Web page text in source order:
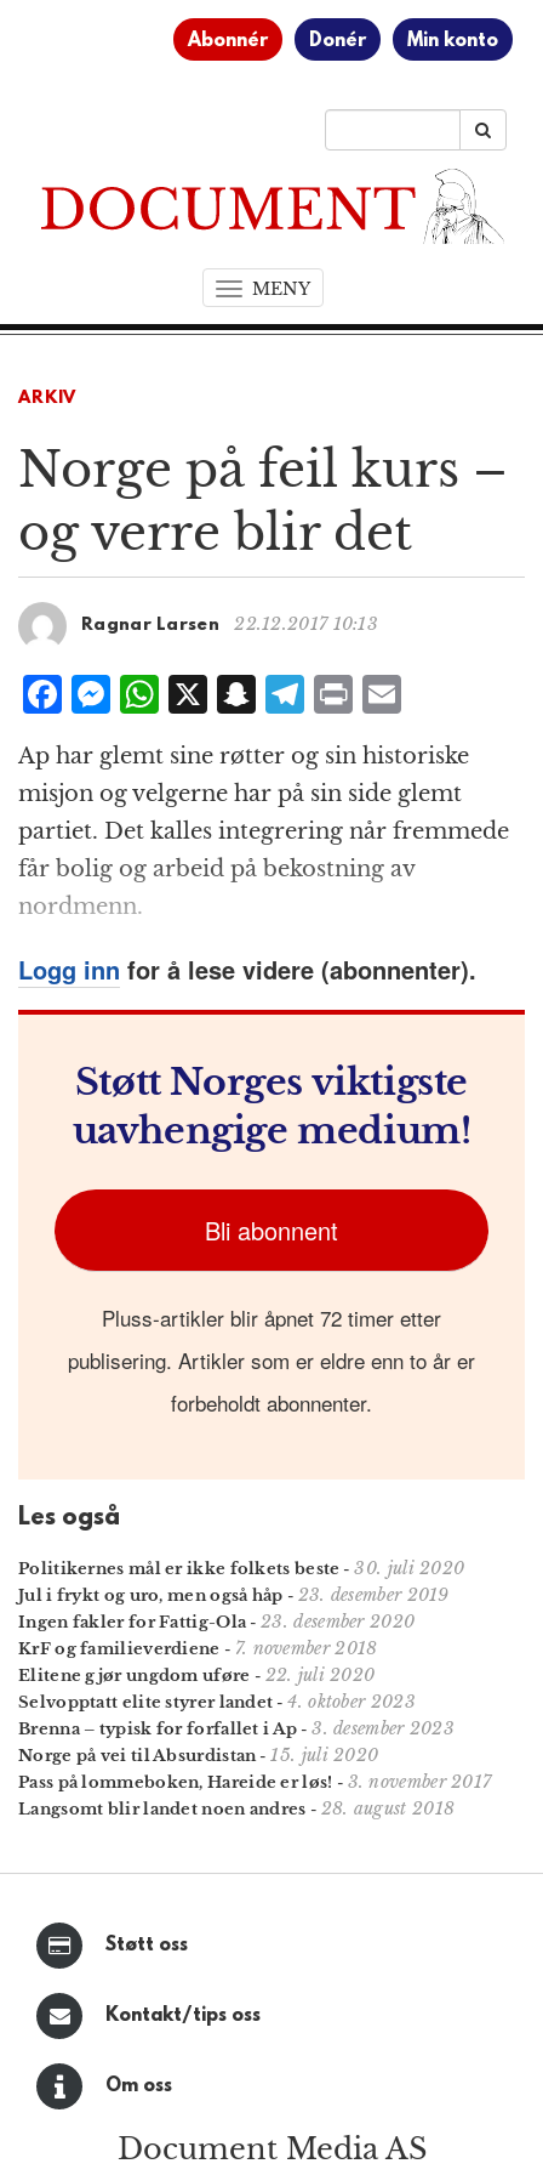
Abonnér Donér Min konto
MENYT
o
n
a
i
t
n
ARKIV
Norge på feil kurs –
og verre blir det
Ragnar Larsen 22.12.2017 10:13
F
c
e
b
o
o
k
M
e
ss
e
n
g
e
r
W
h
at
s
A
p
X S
a
p
c
h
T
el
e
g
r
a
P
ri
n
t
m
ai
l
Ap har glemt sine røtter og sin historiske
misjon og velgerne har på sin side glemt
partiet. Det kalles integrering når fremmede
får bolig og arbeid på bekostning av
nordmenn.
Logg inn for å lese videre (abonnenter).
Støtt Norges viktigste
uavhengige medium!
Bli abonnent
Pluss-artikler blir åpnet 72 timer etter
publisering. Artikler som er eldre enn to år er
forbeholdt abonnenter.
Les også
Politikernes mål er ikke folkets beste -30. juli 2020
Jul i frykt og uro, men også håp - 23. desember 2019
Ingen fakler for Fattig-Ola -23. desember 2020
KrF og familieverdiene - 7. november 2018
Elitene gjør ungdom uføre - 22. juli 2020
Selvopptatt elite styrer landet -4. oktober 2023
Brenna – typisk for forfallet i Ap -3. desember 2023
Norge på vei til Absurdistan-15. juli 2020
Pass på lommeboken, Hareide er løs! - 3. november 2017
Langsomt blir landet noen andres - 28. august 2018
Støtt oss
Kontakt/tips oss
Om oss
Document Media AS